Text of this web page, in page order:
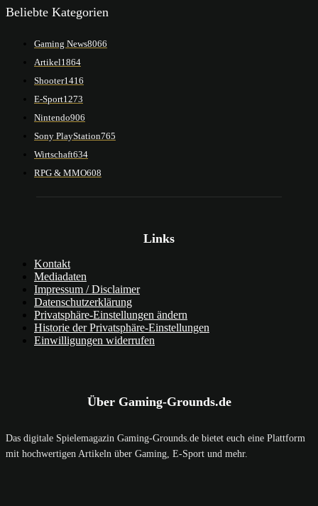
Beliebte Kategorien
Gaming News8066
Artikel1864
Shooter1416
E-Sport1273
Nintendo906
Sony PlayStation765
Wirtschaft634
RPG & MMO608
Links
Kontakt
Mediadaten
Impressum / Disclaimer
Datenschutzerklärung
Privatsphäre-Einstellungen ändern
Historie der Privatsphäre-Einstellungen
Einwilligungen widerrufen
Über Gaming-Grounds.de
Das digitale Spielemagazin Gaming-Grounds.de bietet euch eine Plattform
mit hochwertigen Artikeln über Gaming, E-Sport und mehr.